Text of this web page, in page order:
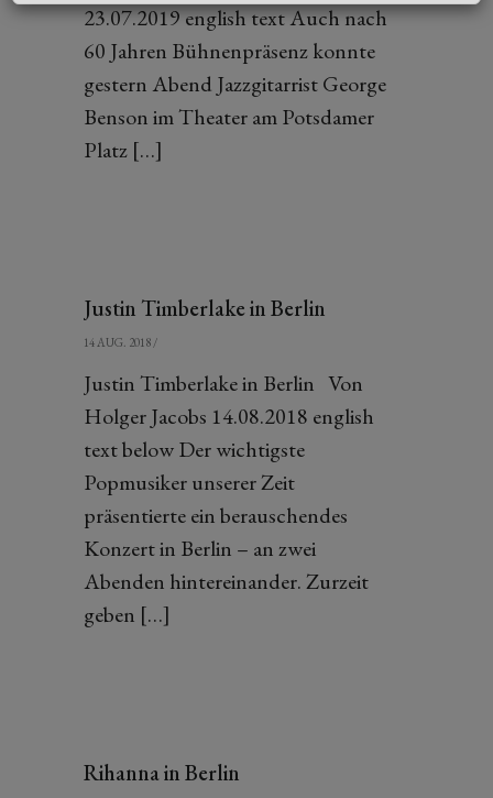
23.07.2019 english text Auch nach
60 Jahren Bühnenpräsenz konnte
gestern Abend Jazzgitarrist George
Benson im Theater am Potsdamer
Platz […]
Justin Timberlake in Berlin
14 AUG. 2018 /
Justin Timberlake in Berlin Von
Holger Jacobs 14.08.2018 english
text below Der wichtigste
Popmusiker unserer Zeit
präsentierte ein berauschendes
Konzert in Berlin – an zwei
Abenden hintereinander. Zurzeit
geben […]
Rihanna in Berlin